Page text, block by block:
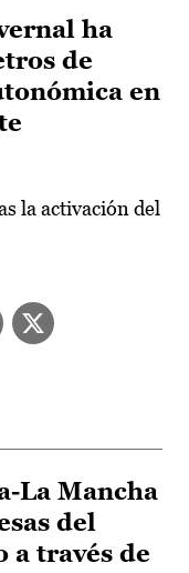
ha
de
en
la activación del
La Mancha
del
a través de